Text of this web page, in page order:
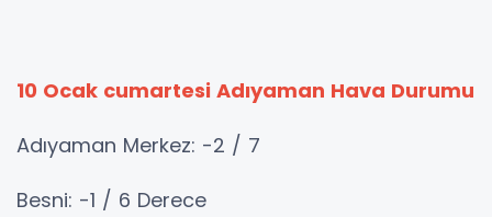
10 Ocak cumartesi Adıyaman Hava Durumu
Adıyaman Merkez: -2 / 7
Besni: -1 / 6 Derece